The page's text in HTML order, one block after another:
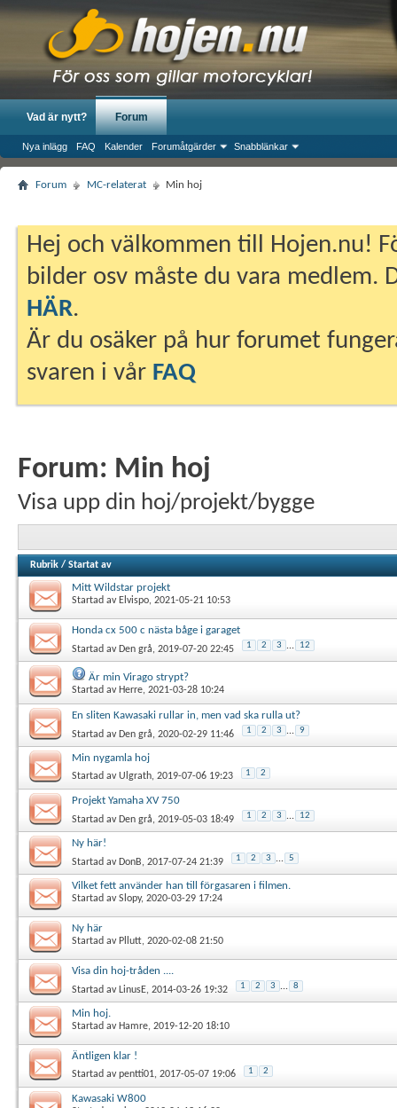
Vad är nytt? Forum
Nya inlägg FAQ Kalender Forumåtgärder Snabblänkar
Forum MC-relaterat Min hoj
Hej och välkommen till Hojen.nu!
bilder osv måste du vara medlem.
HÄR.
Är du osäker på hur forumet
svaren i vår FAQ
Forum: Min hoj
Visa upp din hoj/projekt/bygge
Rubrik / Startat av
Mitt Wildstar projekt
Startad av Elvispo, 2021-05-21 10:53
Honda cx 500 c nästa båge i garaget
Startad av Den grå, 2019-07-20 22:45 1 2 3 ... 12
Är min Virago strypt?
Startad av Herre, 2021-03-28 10:24
En sliten Kawasaki rullar in, men vad ska rulla ut?
Startad av Den grå, 2020-02-29 11:46 1 2 3 ... 9
Min nygamla hoj
Startad avUlgrath, 2019-07-06 19:23 1 2
Projekt Yamaha XV 750
Startad av Den grå, 2019-05-03 18:49 1 2 3 ... 12
Ny här!
Startad av DonB, 2017-07-24 21:39 1 2 3 ... 5
Vilket fett använder han till förgasaren i filmen.
Startad avSlopy, 2020-03-29 17:24
Ny här
Startad av Pllutt, 2020-02-08 21:50
Visa din hoj-tråden ....
Startad av LinusE, 2014-03-26 19:32 1 2 3 ... 8
Min hoj.
Startad av Hamre, 2019-12-20 18:10
Äntligen klar !
Startad avpentti01, 2017-05-07 19:06 1 2
Kawasaki W800